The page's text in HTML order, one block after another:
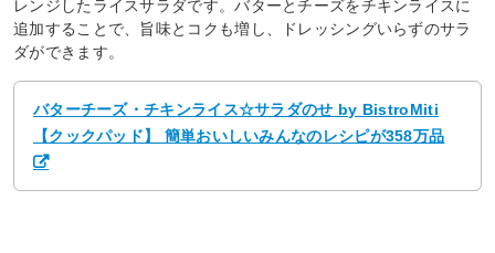
レンジしたライスサラダです。バターとチーズをチキンライスに
追加することで、旨味とコクも増し、ドレッシングいらずのサラ
ダができます。
バターチーズ・チキンライス☆サラダのせ by BistroMiti
【クックパッド】 簡単おいしいみんなのレシピが358万品